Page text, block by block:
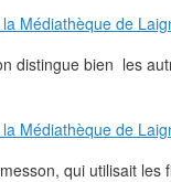
distingue bien les
qui utilisait les